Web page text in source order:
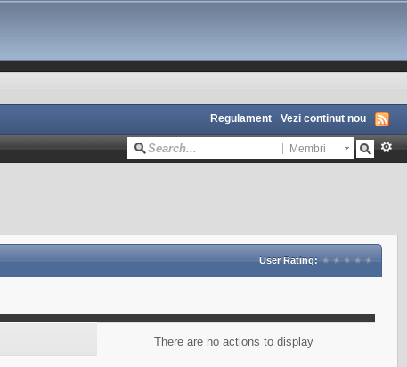
Regulament Vezi continut nou
Membri
User Rating:
There are no actions to display